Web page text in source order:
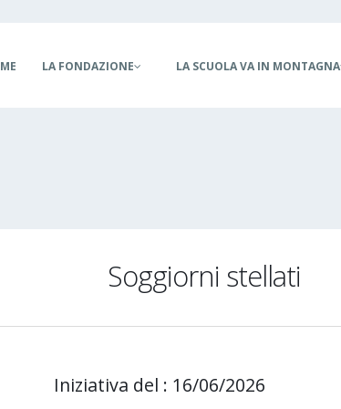
LA FONDAZIONE LA SCUOLA VA IN MONTAGNA
Soggiorni stellati
Iniziativa del : 16/06/2026